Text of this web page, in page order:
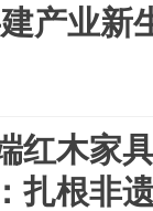
产业新
红木家
扎根非